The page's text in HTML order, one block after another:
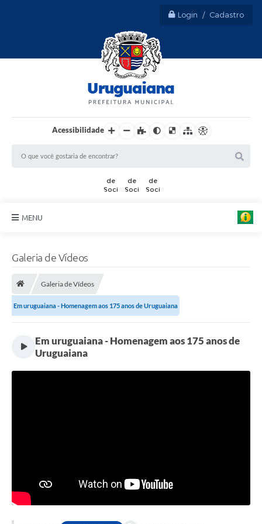
Login / Cadastro
Acessibilidade
MENU
Secretarias/Centrais
Transparência
Conselhos Municipais
Arquivo Histórico
Galeria de Vídeos
Galeria de Vídeos
Em uruguaiana - Homenagem aos 175 anos de Uruguaiana
Em uruguaiana - Homenagem aos 175 anos de
Uruguaiana